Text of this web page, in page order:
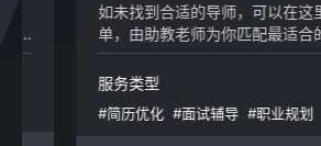
教育
IT/通信/硬件
咨询/财会/律所
广
政府/非盈利
人力
如未找到合适的导师，可以在这
单，由助教老师为你匹配最适合
服务类型
#简历优化 #面试辅导 #职业规划